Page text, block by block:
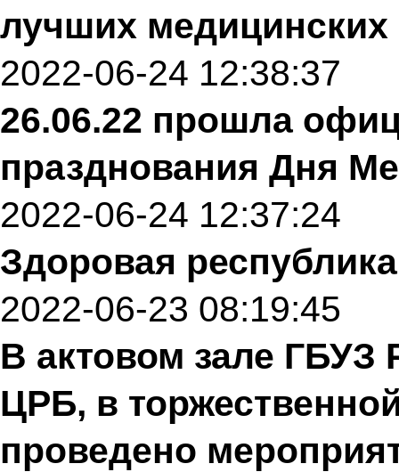
лучших медицинских
2022-06-24 12:38:37
26.06.22 прошла
празднования Дня
2022-06-24 12:37:24
Здоровая
2022-06-23 08:19:45
В актовом зале
ЦРБ, в
проведено